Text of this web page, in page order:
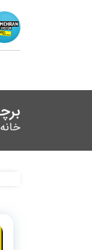
خانه